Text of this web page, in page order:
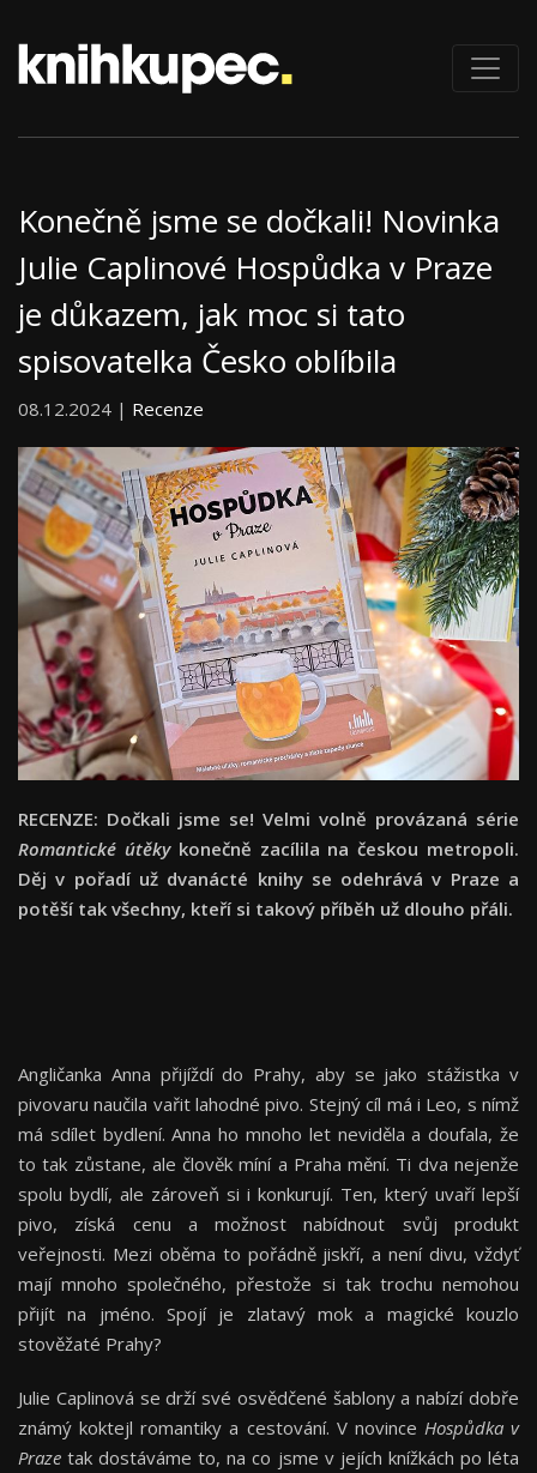
Konečně jsme se dočkali! Novinka
Julie Caplinové Hospůdka v Praze
je důkazem, jak moc si tato
spisovatelka Česko oblíbila
08.12.2024 | Recenze
RECENZE: Dočkali jsme se! Velmi volně provázaná série
Romantické útěkykonečně zacílila na českou metropoli.
Děj v pořadí už dvanácté knihy se odehrává v Praze a
potěší tak všechny, kteří si takový příběh už dlouho přáli.
Angličanka Anna přijíždí do Prahy, aby se jako stážistka v
pivovaru naučila vařit lahodné pivo. Stejný cíl má i Leo, s nímž
má sdílet bydlení. Anna ho mnoho let neviděla a doufala, že
to tak zůstane, ale člověk míní a Praha mění. Ti dva nejenže
spolu bydlí, ale zároveň si i konkurují. Ten, který uvaří lepší
pivo, získá cenu a možnost nabídnout svůj produkt
veřejnosti. Mezi oběma to pořádně jiskří, a není divu, vždyť
mají mnoho společného, přestože si tak trochu nemohou
přijít na jméno. Spojí je zlatavý mok a magické kouzlo
stověžaté Prahy?
Julie Caplinová se drží své osvědčené šablony a nabízí dobře
známý koktejl romantiky a cestování. V novince Hospůdka v
Praze tak dostáváme to, na co jsme v jejích knížkách po léta